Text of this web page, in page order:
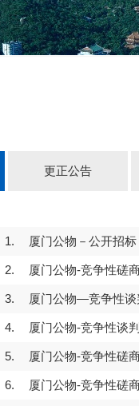
更正公告
1. 厦门公物－公开招
2. 厦门公物-竞争性磋
3. 厦门公物—竞争性
4. 厦门公物-竞争性谈
5. 厦门公物-竞争性磋
6. 厦门公物-竞争性磋